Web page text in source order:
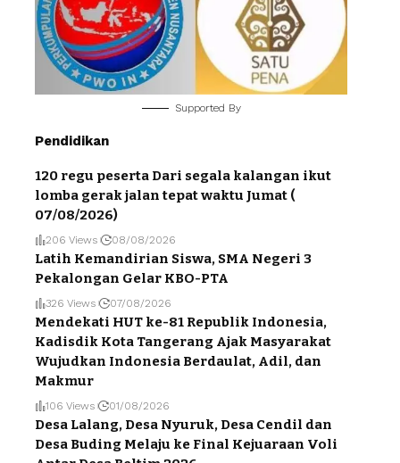
Supported By
Pendidikan
120 regu peserta Dari segala kalangan ikut
lomba gerak jalan tepat waktu Jumat (
07/08/2026)
206 Views 08/08/2026
Latih Kemandirian Siswa, SMA Negeri 3
Pekalongan Gelar KBO-PTA
326 Views 07/08/2026
Mendekati HUT ke-81 Republik Indonesia,
Kadisdik Kota Tangerang Ajak Masyarakat
Wujudkan Indonesia Berdaulat, Adil, dan
Makmur
106 Views 01/08/2026
Desa Lalang, Desa Nyuruk, Desa Cendil dan
Desa Buding Melaju ke Final Kejuaraan Voli